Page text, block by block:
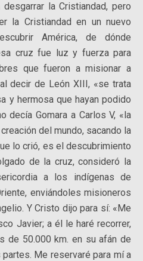
la Cristiandad, pero
la Cristiandad en un nuevo
América, de dónde
cruz fue luz y fuerza para
que fueron a misionar a
decir de León XIII, «se trata
y hermosa que hayan podido
decía Gomara a Carlos V, «la
del mundo, sacando la
lo crió, es el descubrimiento
de la cruz, consideró la
a los indígenas de
enviándoles misioneros
Y Cristo dijo para sí: «Me
Javier; a él le haré recorrer,
de 50.000 km. en su afán de
Me reservaré para mí a